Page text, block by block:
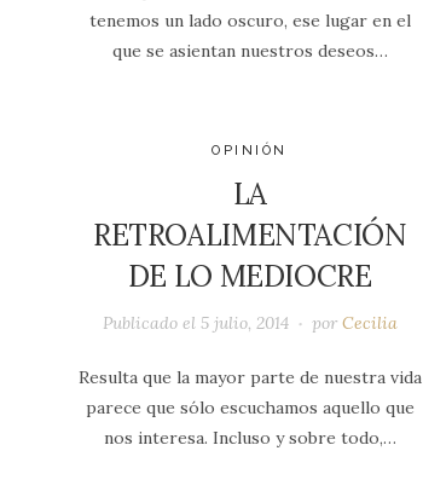
tenemos un lado oscuro, ese lugar en el
que se asientan nuestros deseos…
OPINIÓN
LA
RETROALIMENTACIÓN
DE LO MEDIOCRE
Publicado el 5 julio, 2014 por Cecilia
Resulta que la mayor parte de nuestra vida
parece que sólo escuchamos aquello que
nos interesa. Incluso y sobre todo,…